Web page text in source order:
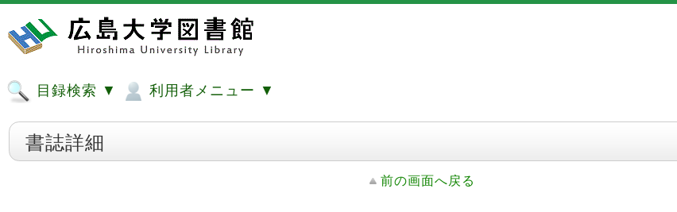
目録検索 ▼ 利用者メニュー ▼
書誌詳細
前の画面へ戻る